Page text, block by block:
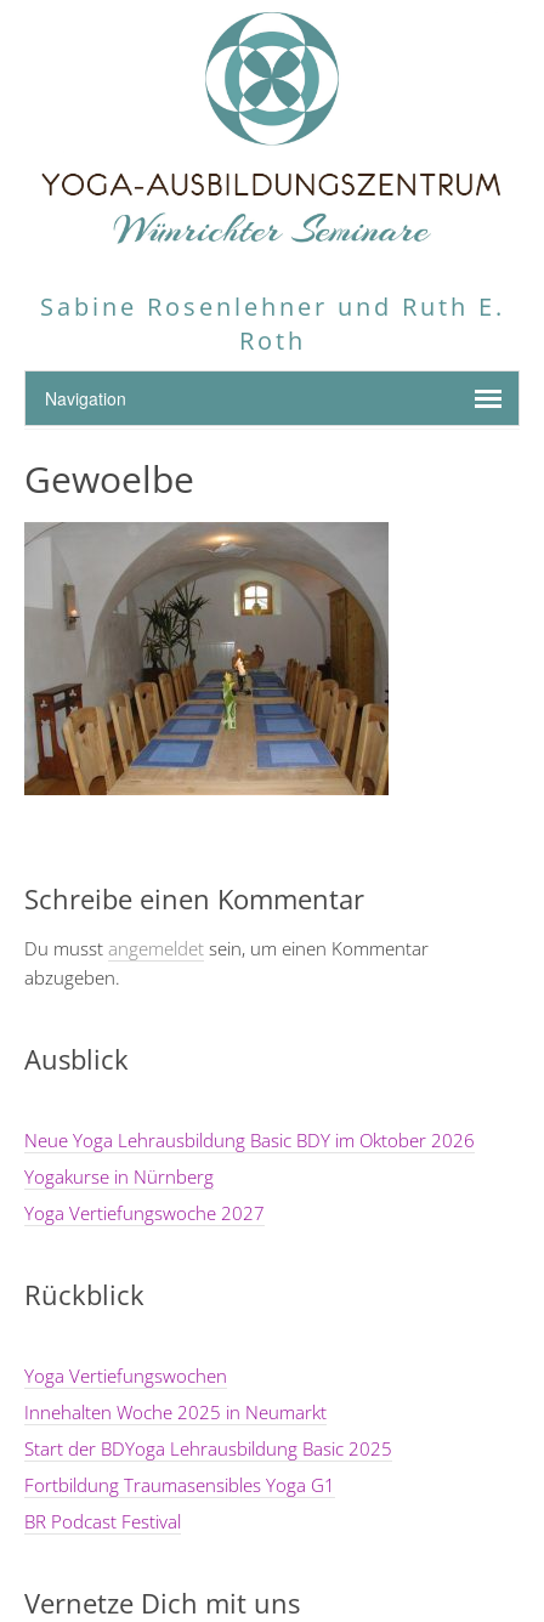
Sabine Rosenlehner und Ruth E.
Roth
Gewoelbe
Schreibe einen Kommentar
Du musst angemeldet sein, um einen Kommentar
abzugeben.
Ausblick
Neue Yoga Lehrausbildung Basic BDY im Oktober 2026
Yogakurse in Nürnberg
Yoga Vertiefungswoche 2027
Rückblick
Yoga Vertiefungswochen
Innehalten Woche 2025 in Neumarkt
Start der BDYoga Lehrausbildung Basic 2025
Fortbildung Traumasensibles Yoga G1
BR Podcast Festival
Vernetze Dich mit uns